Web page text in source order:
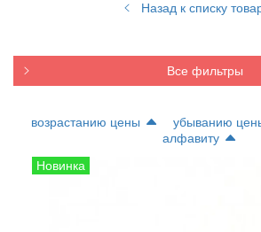
Назад к списку
Все фильтры
возрастанию цены убыванию
алфавиту